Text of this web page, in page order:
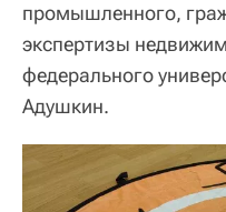
промышленного,
экспертизы
федерального
Адушкин.